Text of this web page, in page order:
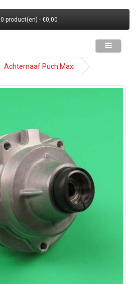
0 product(en) - €0,00
Achternaaf Puch Maxi